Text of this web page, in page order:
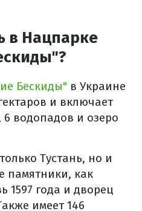
в Нацпарке
Бескиды" в Украине
и включает
6 водопадов и озеро
Тустань, но и
памятники, как
1597 года и дворец
имеет 146